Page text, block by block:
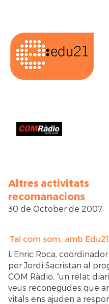
Altres activitats
recomanacions
30 de October de 2007
Tal com som, amb Edu21
L’Enric Roca,
per Jordi Sacristan al
COM Ràdio, “un relat
veus reconegudes que
vitals ens ajuden a